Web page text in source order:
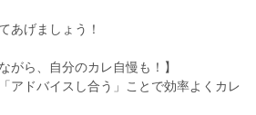
あげましょう！
がら、自分のカレ自慢も！】
アドバイスし合う」ことで効率よくカレ